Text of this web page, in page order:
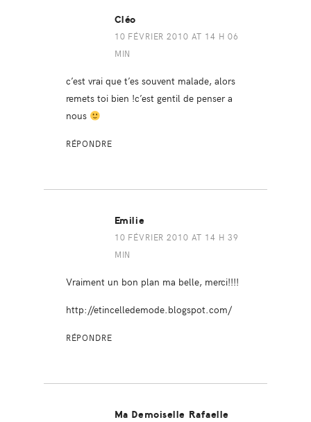
Cléo
10 FÉVRIER 2010 AT 14 H 06
MIN
c’est vrai que t’es souvent malade, alors
remets toi bien !c’est gentil de penser a
nous
RÉPONDRE
Emilie
10 FÉVRIER 2010 AT 14 H 39
MIN
Vraiment un bon plan ma belle, merci!!!!
http://etincelledemode.blogspot.com/
RÉPONDRE
Ma Demoiselle Rafaelle